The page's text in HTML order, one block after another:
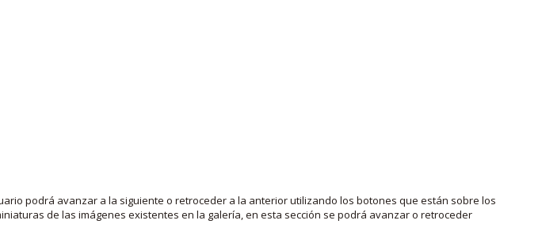
podrá avanzar a la siguiente o retroceder a la anterior utilizando los botones que están sobre los
de las imágenes existentes en la galería, en esta sección se podrá avanzar o retroceder